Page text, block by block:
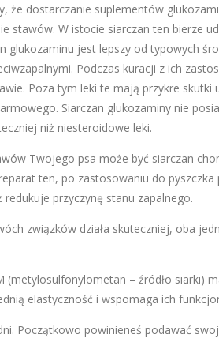
że dostarczanie suplementów
stawów. W istocie siarczan ten bierze
glukozaminu jest lepszy od typowych
Podczas kuracji z ich
Poza tym leki te mają przykre skutki
Siarczan glukozaminy nie
niż niesteroidowe leki.
Twojego psa może być siarczan
ten, po zastosowaniu do
przyczynę stanu zapalnego.
związków działa skuteczniej, oba
– źródło siarki)
elastyczność i wspomaga ich
Początkowo powinieneś podawać